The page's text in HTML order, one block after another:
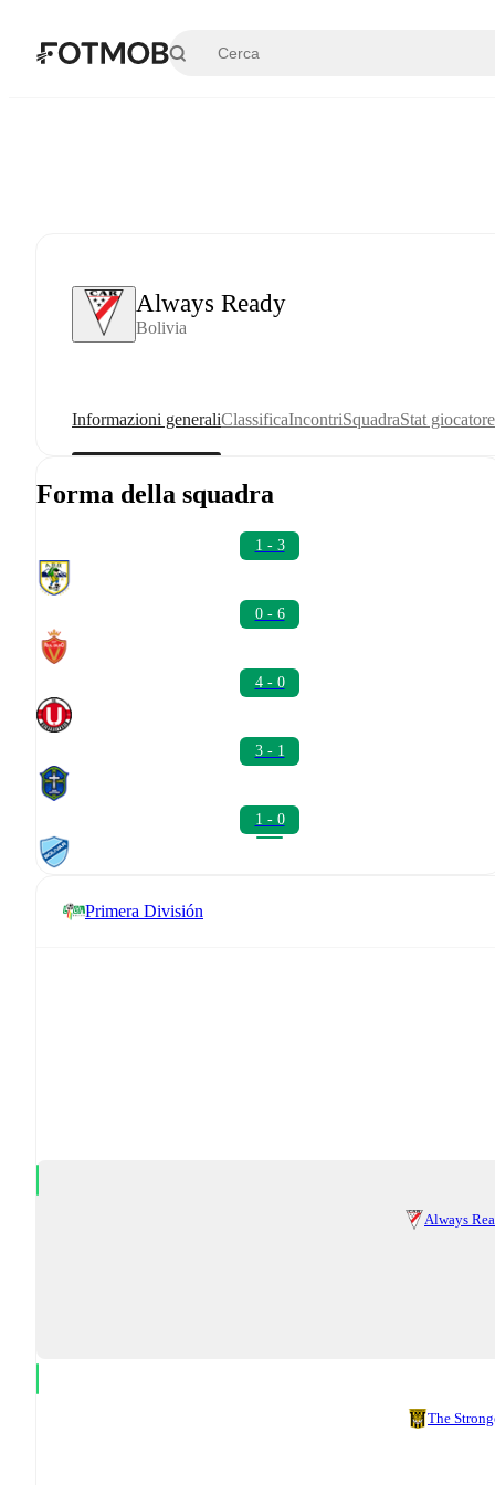
Always Ready
Bolivia
Informazioni generaliClassificaIncontriSquadraStat giocatore
Forma della squadra
1 - 3
0 - 6
4 - 0
3 - 1
1 - 0
Primera División
Always
The